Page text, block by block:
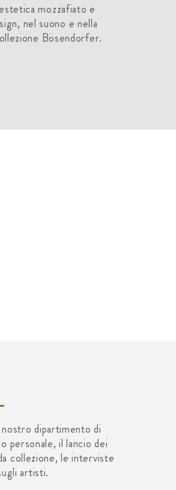
mozzafiato e
nel suono e nella
Bösendorfer.
dipartimento di
personale, il lancio dei
collezione, le interviste
artisti.